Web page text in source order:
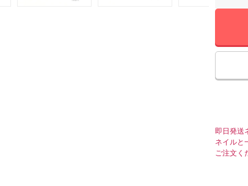
即日発送
ネイルと
ご注文く